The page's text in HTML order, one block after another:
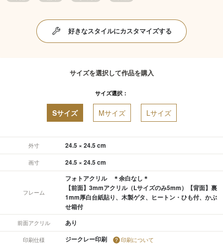
好きなスタイルにカスタマイズする
サイズを選択して作品を購入
サイズ選択：
Sサイズ Mサイズ Lサイズ
外寸 24.5 × 24.5 cm
画寸 24.5 × 24.5 cm
フレーム
フォトアクリル ＊余白なし＊
【前面】3mmアクリル（Lサイズのみ5mm）【背面】裏
1mm厚白台紙貼り、木製ゲタ、ヒートン・ひも付、かぶ
せ箱付
前面アクリル あり
印刷仕様 ジークレー印刷 印刷について